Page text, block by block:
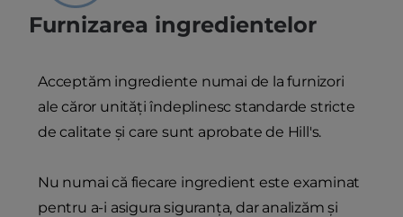
Furnizarea ingredientelor
Acceptăm ingrediente numai de la furnizori
ale căror unități îndeplinesc standarde stricte
de calitate și care sunt aprobate de Hill's.
Nu numai că fiecare ingredient este examinat
pentru a-i asigura siguranța, dar analizăm și